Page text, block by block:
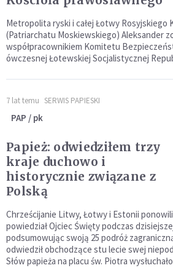
Metropolita ryski i całej Łotwy Rosyjskiego
(Patriarchatu Moskiewskiego) Aleksander
współpracownikiem Komitetu
ówczesnej Łotewskiej Socjalistycznej
7 lat temu SERWIS PAPIESKI
PAP / pk
Papież: odwiedziłem trzy
kraje duchowo i
historycznie związane z
Polską
Chrześcijanie Litwy, Łotwy i Estonii
powiedział Ojciec Święty podczas
podsumowując swoją 25 podróż
odwiedził obchodzące stu lecie swej
Słów papieża na placu św. Piotra